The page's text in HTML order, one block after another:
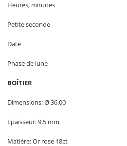
Heures, minutes
Petite seconde
Date
Phase de lune
BOÎTIER
Dimensions: Ø 36.00
Epaisseur: 9.5 mm
Matière: Or rose 18ct